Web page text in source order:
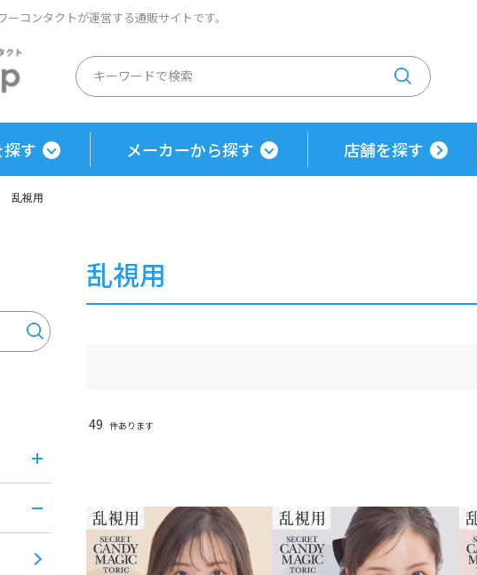
コンタクトが運営する通販サイトです。
す メーカーから探す 店舗を探す
乱視用
乱視用
49 件あります